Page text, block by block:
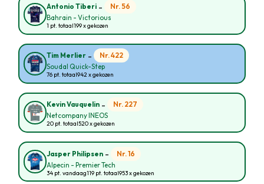
Antonio Tiberi - Nr. 56
Bahrain - Victorious
1 pt. totaal199 x gekozen
Tim Merlier - Nr. 422
Soudal Quick-Step
76 pt. totaal942 x gekozen
Kevin Vauquelin - Nr. 227
Netcompany INEOS
20 pt. totaal520 x gekozen
Jasper Philipsen - Nr. 16
Alpecin - Premier Tech
34 pt. vandaag119 pt. totaal953 x gekozen